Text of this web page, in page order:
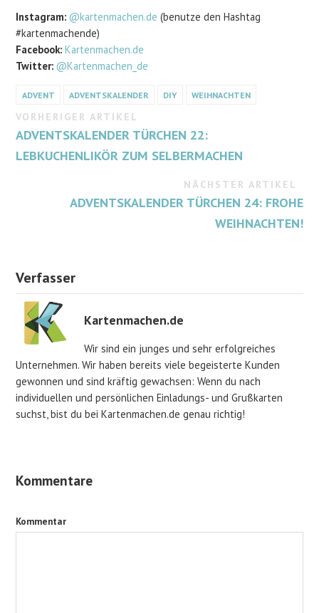
Instagram: @kartenmachen.de (benutze den Hashtag
#kartenmachende)
Facebook: Kartenmachen.de
Twitter: @Kartenmachen_de
ADVENT ADVENTSKALENDER DIY WEIHNACHTEN
VORHERIGER ARTIKEL
ADVENTSKALENDER TÜRCHEN 22:
LEBKUCHENLIKÖR ZUM SELBERMACHEN
NÄCHSTER ARTIKEL
ADVENTSKALENDER TÜRCHEN 24: FROHE
WEIHNACHTEN!
Verfasser
Kartenmachen.de
Wir sind ein junges und sehr erfolgreiches
Unternehmen. Wir haben bereits viele begeisterte Kunden
gewonnen und sind kräftig gewachsen: Wenn du nach
individuellen und persönlichen Einladungs- und Grußkarten
suchst, bist du bei Kartenmachen.de genau richtig!
Kommentare
Kommentar